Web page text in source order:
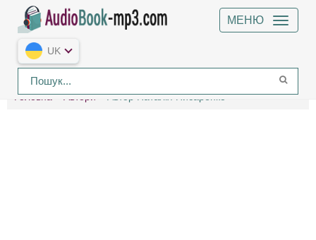
МЕНЮ
UK
Головна Автори Автор Наталія Писаренко